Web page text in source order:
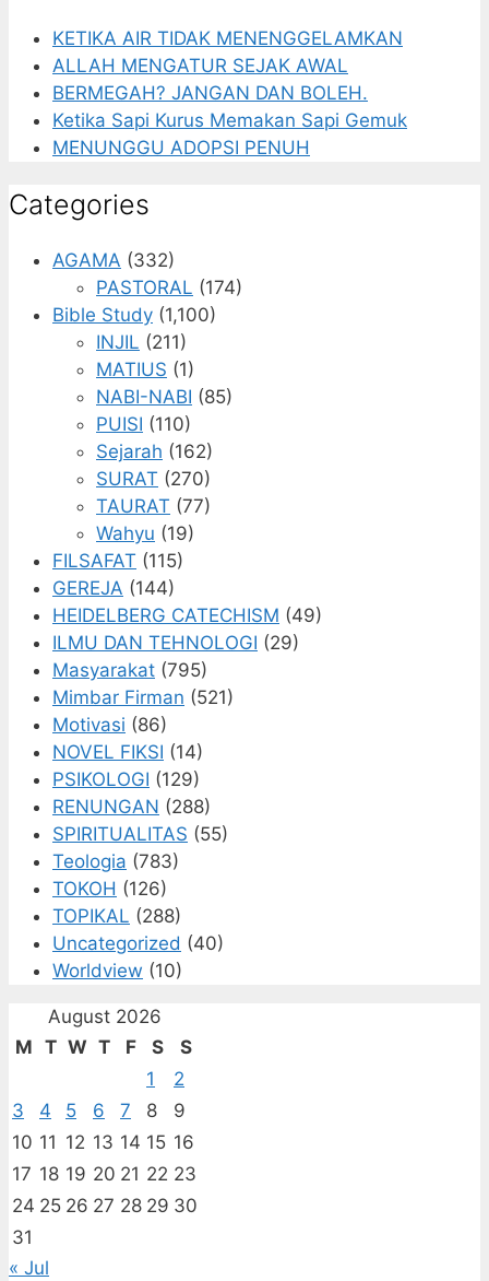
KETIKA AIR TIDAK MENENGGELAMKAN
ALLAH MENGATUR SEJAK AWAL
BERMEGAH? JANGAN DAN BOLEH.
Ketika Sapi Kurus Memakan Sapi Gemuk
MENUNGGU ADOPSI PENUH
Categories
AGAMA (332)
PASTORAL (174)
Bible Study (1,100)
INJIL (211)
MATIUS (1)
NABI-NABI (85)
PUISI (110)
Sejarah (162)
SURAT (270)
TAURAT (77)
Wahyu (19)
FILSAFAT (115)
GEREJA (144)
HEIDELBERG CATECHISM (49)
ILMU DAN TEHNOLOGI (29)
Masyarakat (795)
Mimbar Firman (521)
Motivasi (86)
NOVEL FIKSI (14)
PSIKOLOGI (129)
RENUNGAN (288)
SPIRITUALITAS (55)
Teologia (783)
TOKOH (126)
TOPIKAL (288)
Uncategorized (40)
Worldview (10)
August 2026
M T W T F S
S
1
2
3
4 5 6 7 8
9
10 11 12 13 14 15 16
17 18 19 20 21 22 23
24 25 26 27 28 29 30
31
« Jul